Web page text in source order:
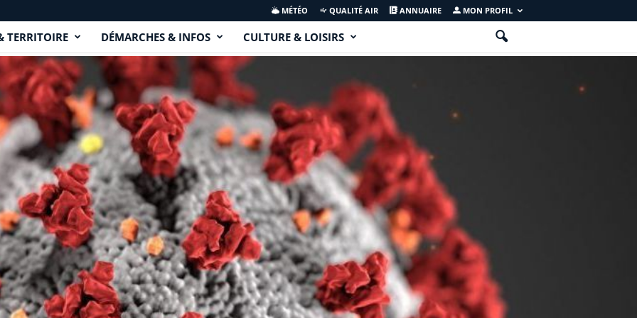
MÉTÉO QUALITÉ AIR ANNUAIRE MON PROFIL
TERRITOIRE DÉMARCHES & INFOS CULTURE & LOISIRS